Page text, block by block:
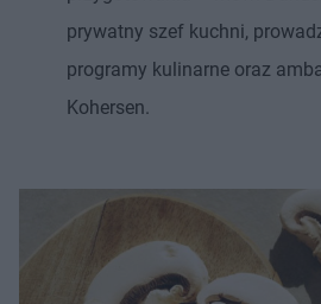
prywatny szef kuchni,
programy kulinarne oraz
Kohersen.